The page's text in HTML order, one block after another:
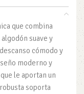
que combina
suave y
cómodo y
moderno y
le aportan un
soporta